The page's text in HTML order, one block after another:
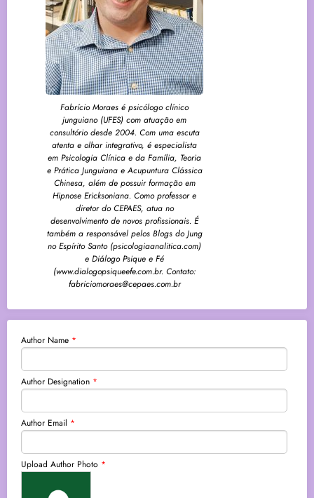
Fabrício Moraes é psicólogo clínico
junguiano (UFES) com atuação em
consultório desde 2004. Com uma escuta
atenta e olhar integrativo, é especialista
em Psicologia Clínica e da Família, Teoria
e Prática Junguiana e Acupuntura Clássica
Chinesa, além de possuir formação em
Hipnose Ericksoniana. Como professor e
diretor do CEPAES, atua no
desenvolvimento de novos profissionais. É
também a responsável pelos Blogs do Jung
no Espírito Santo (psicologiaanalitica.com)
e Diálogo Psique e Fé
(www.dialogopsiqueefe.com.br. Contato:
fabriciomoraes@cepaes.com.br
Author Name *
Author Designation *
Author Email *
Upload Author Photo *